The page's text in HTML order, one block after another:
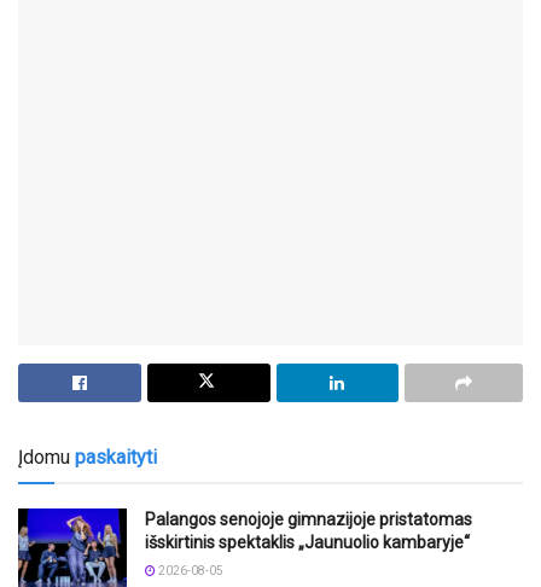
Įdomu paskaityti
Palangos senojoje gimnazijoje pristatomas
išskirtinis spektaklis „Jaunuolio kambaryje“
2026-08-05